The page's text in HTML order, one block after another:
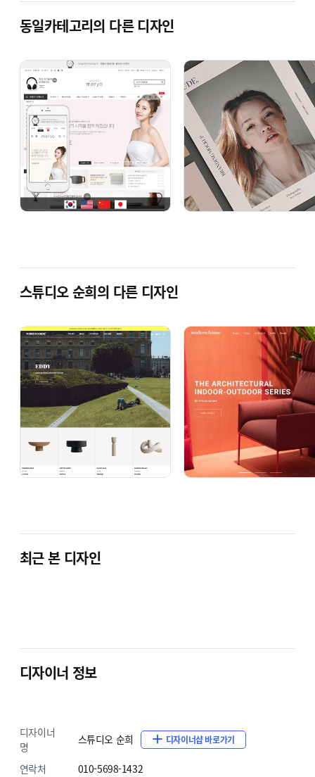
6. SHOP 상단 배경이미지 원하시는 이미지로 변경해드
동일카테고리의 다른 디자인
스튜디오 순희의 다른 디자인
최근 본 디자인
디자이너 정보
디자이너
명
스튜디오 순희 디자이너샵 바로가기
연락처
010-5698-1432